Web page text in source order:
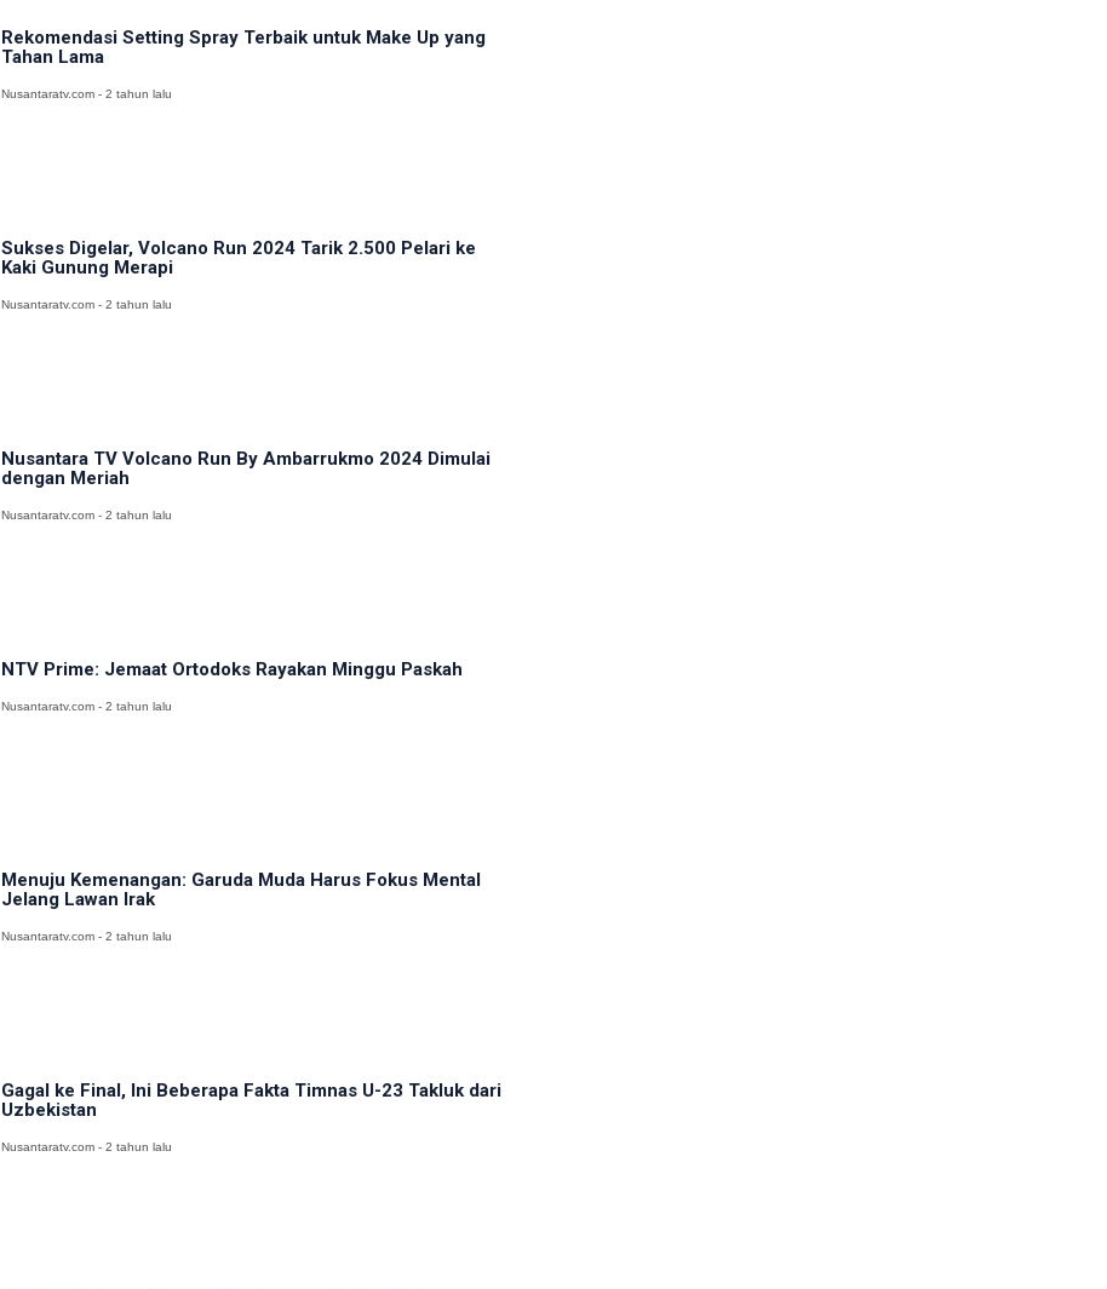
Rekomendasi Setting Spray Terbaik untuk Make Up yang
Tahan Lama
Nusantaratv.com - 2 tahun lalu
Sukses Digelar, Volcano Run 2024 Tarik 2.500 Pelari ke
Kaki Gunung Merapi
Nusantaratv.com - 2 tahun lalu
Nusantara TV Volcano Run By Ambarrukmo 2024 Dimulai
dengan Meriah
Nusantaratv.com - 2 tahun lalu
NTV Prime: Jemaat Ortodoks Rayakan Minggu Paskah
Nusantaratv.com - 2 tahun lalu
Menuju Kemenangan: Garuda Muda Harus Fokus Mental
Jelang Lawan Irak
Nusantaratv.com - 2 tahun lalu
Gagal ke Final, Ini Beberapa Fakta Timnas U-23 Takluk dari
Uzbekistan
Nusantaratv.com - 2 tahun lalu